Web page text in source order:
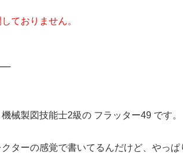
ておりません。
械製図技能士2級の フラッター49 です。
ターの感覚で書いてるんだけど、やっ